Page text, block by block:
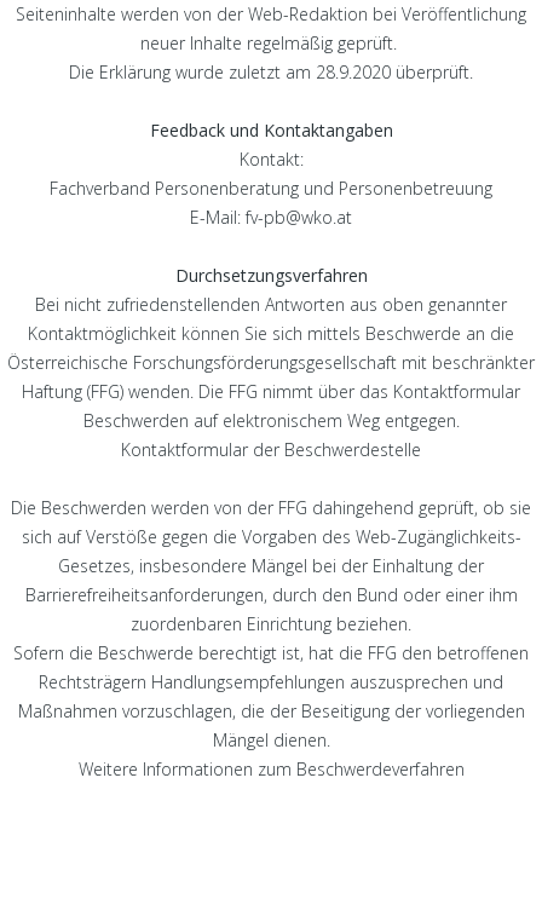
Seiteninhalte werden von der Web-Redaktion bei Veröffentlichung
neuer Inhalte regelmäßig geprüft.
Die Erklärung wurde zuletzt am 28.9.2020 überprüft.
Feedback und Kontaktangaben
Kontakt:
Fachverband Personenberatung und Personenbetreuung
E-Mail:fv-pb@wko.at
Durchsetzungsverfahren
Bei nicht zufriedenstellenden Antworten aus oben genannter
Kontaktmöglichkeit können Sie sich mittels Beschwerde an die
Österreichische Forschungsförderungsgesellschaft mit beschränkter
Haftung (FFG) wenden. Die FFG nimmt über das Kontaktformular
Beschwerden auf elektronischem Weg entgegen.
Kontaktformular der Beschwerdestelle
Die Beschwerden werden von der FFG dahingehend geprüft, ob sie
sich auf Verstöße gegen die Vorgaben des Web-Zugänglichkeits-
Gesetzes, insbesondere Mängel bei der Einhaltung der
Barrierefreiheitsanforderungen, durch den Bund oder einer ihm
zuordenbaren Einrichtung beziehen.
Sofern die Beschwerde berechtigt ist, hat die FFG den betroffenen
Rechtsträgern Handlungsempfehlungen auszusprechen und
Maßnahmen vorzuschlagen, die der Beseitigung der vorliegenden
Mängel dienen.
Weitere Informationen zum Beschwerdeverfahren